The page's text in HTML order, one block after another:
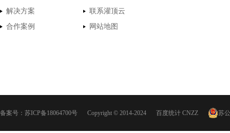
解决方案
联系灌顶云
合作案例
网站地图
备案号： 苏ICP备18064700号 Copyright © 2014-2024 百度统计 CNZZ 苏